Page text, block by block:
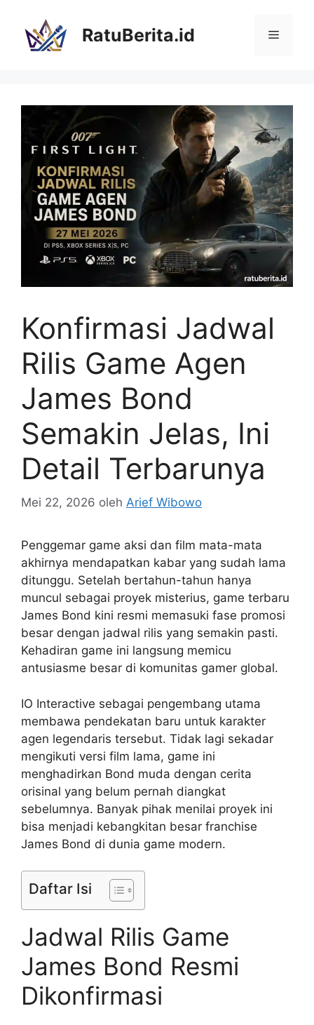
RatuBerita.id Menu
Konfirmasi Jadwal
Rilis Game Agen
James Bond
Semakin Jelas, Ini
Detail Terbarunya
Mei 22, 2026 oleh Arief Wibowo
Penggemar game aksi dan film mata-mata
akhirnya mendapatkan kabar yang sudah lama
ditunggu. Setelah bertahun-tahun hanya
muncul sebagai proyek misterius, game terbaru
James Bond kini resmi memasuki fase promosi
besar dengan jadwal rilis yang semakin pasti.
Kehadiran game ini langsung memicu
antusiasme besar di komunitas gamer global.
IO Interactive sebagai pengembang utama
membawa pendekatan baru untuk karakter
agen legendaris tersebut. Tidak lagi sekadar
mengikuti versi film lama, game ini
menghadirkan Bond muda dengan cerita
orisinal yang belum pernah diangkat
sebelumnya. Banyak pihak menilai proyek ini
bisa menjadi kebangkitan besar franchise
James Bond di dunia game modern.
Daftar Isi
Jadwal Rilis Game
James Bond Resmi
Dikonfirmasi